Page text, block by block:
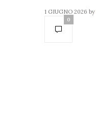
1 GIUGNO 2026 by
0